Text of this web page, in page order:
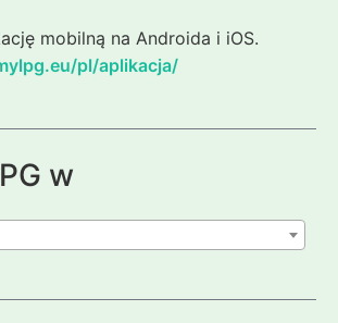
mobilną na Androida i iOS.
pl/aplikacja/
w